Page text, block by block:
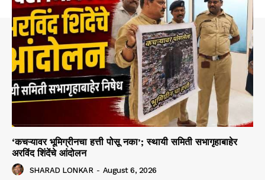
‘कचऱ्यावर भूमिग्रीनचा हत्ती पोसू नका’; स्थायी समिती सभागृहाबाहेर
अरविंद शिंदेंचे आंदोलन
SHARAD LONKAR - August 6, 2026